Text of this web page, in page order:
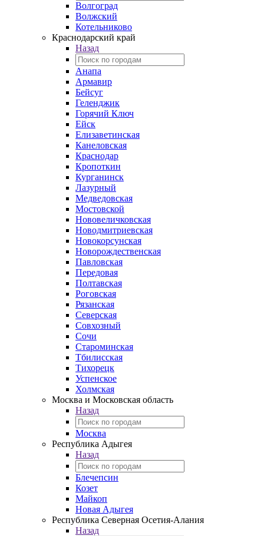
Волгоград
Волжский
Котельниково
Краснодарский край
Назад
Анапа
Армавир
Бейсуг
Геленджик
Горячий Ключ
Ейск
Елизаветинская
Канеловская
Краснодар
Кропоткин
Курганинск
Лазурный
Медведовская
Мостовской
Нововеличковская
Новодмитриевская
Новокорсунская
Новорождественская
Павловская
Передовая
Полтавская
Роговская
Рязанская
Северская
Совхозный
Сочи
Староминская
Тбилисская
Тихорецк
Успенское
Холмская
Москва и Московская область
Назад
Москва
Республика Адыгея
Назад
Блечепсин
Козет
Майкоп
Новая Адыгея
Республика Северная Осетия-Алания
Назад